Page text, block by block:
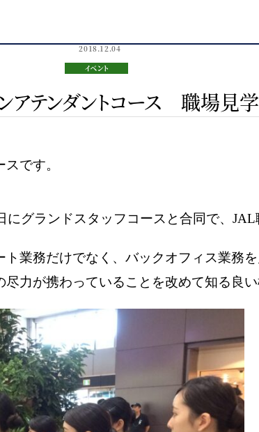
2018.12.04
イベント
アテンダントコース 職場見学
です。
にグランドスタッフコースと合同で、
業務だけでなく、バックオフィス業務
力が携わっていることを改めて知る良